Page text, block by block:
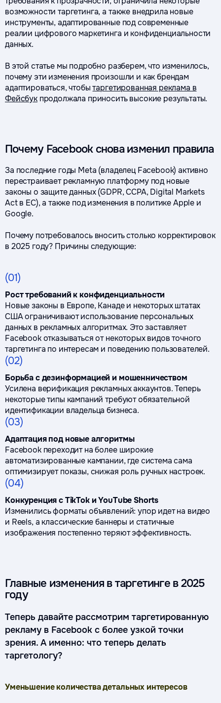
возможности таргетинга, а также внедрила новые
инструменты, адаптированные под современные
реалии цифрового маркетинга и конфиденциальности
данных.
В этой статье мы подробно разберем, что изменилось,
почему эти изменения произошли и как брендам
адаптироваться, чтобытаргетированная реклама в
Фейсбукпродолжала приносить высокие результаты.
Почему Facebook снова изменил правила
За последние годы Meta (владелец Facebook) активно
перестраивает рекламную платформу под новые
законы о защите данных (GDPR, CCPA, Digital Markets
Act в ЕС), а также под изменения в политике Apple и
Google.
Почему потребовалось вносить столько корректировок
в 2025 году? Причины следующие:
(01)
Рост требований к конфиденциальности
Новые законы в Европе, Канаде и некоторых штатах
США ограничивают использование персональных
данных в рекламных алгоритмах. Это заставляет
Facebook отказываться от некоторых видов точного
таргетинга по интересам и поведению пользователей.
(02)
Борьба с дезинформацией и мошенничеством
Усилена верификация рекламных аккаунтов. Теперь
некоторые типы кампаний требуют обязательной
идентификации владельца бизнеса.
(03)
Адаптация под новые алгоритмы
Facebook переходит на более широкие
автоматизированные кампании, где система сама
оптимизирует показы, снижая роль ручных настроек.
(04)
Конкуренция с TikTok и YouTube Shorts
Изменились форматы объявлений: упор идет на видео
и Reels, а классические баннеры и статичные
изображения постепенно теряют эффективность.
Главные изменения в таргетинге в 2025
году
Теперь давайте рассмотрим таргетированную
рекламу в Facebook с более узкой точки
зрения. А именно: что теперь делать
таргетологу?
Уменьшение количества детальных интересов